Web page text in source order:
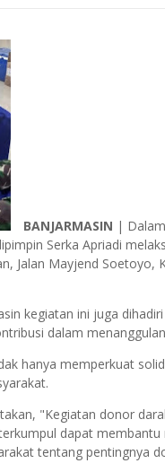
BANJARMASIN |
Serka Apriadi
Jalan Mayjend Soetoyo,
kegiatan ini juga
dalam
hanya memperkuat
"Kegiatan donor
dapat
tentang pentingnya